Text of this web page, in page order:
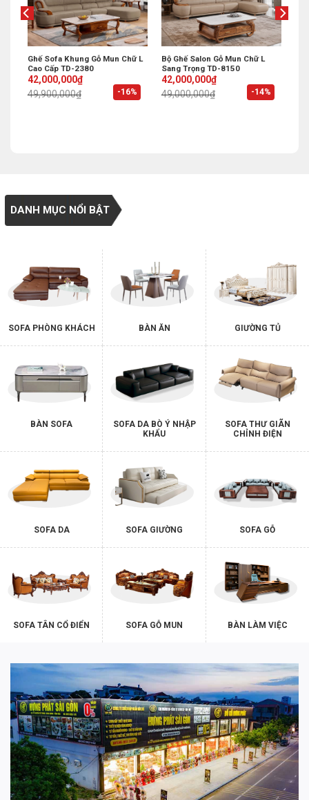
-16%
Ghế Sofa Khung Gỗ Mun Chữ L
Cao Cấp TD-2380
49,900,000₫
Original
price
was:
42,000,000₫
Current
price
is:
-14%
Bộ Ghế Salon Gỗ Mun Chữ L
Sang Trọng TD-8150
49,000,000₫
Original
price
was:
42,000,000₫
Current
price
is:
DANH MỤC NỔI BẬT
SOFA PHÒNG KHÁCH BÀN ĂN GIƯỜNG TỦ
BÀN SOFA
SOFA DA BÒ Ý NHẬP
KHẨU
SOFA THƯ GIÃN
CHỈNH ĐIỆN
SOFA DA SOFA GIƯỜNG SOFA GỖ
SOFA TÂN CỔ ĐIỂN SOFA GỖ MUN BÀN LÀM VIỆC